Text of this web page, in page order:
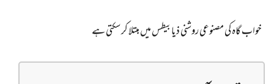
خواب گاہ کی مصنوعی روشنی ذیابیطس میں مبتلا کر سکتی ہے